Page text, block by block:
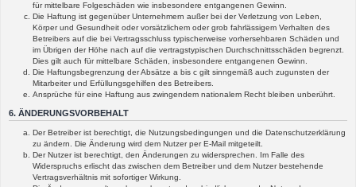
für mittelbare Folgeschäden wie insbesondere entgangenen Gewinn.
Die Haftung ist gegenüber Unternehmern außer bei der Verletzung von Leben,
Körper und Gesundheit oder vorsätzlichem oder grob fahrlässigem Verhalten des
Betreibers auf die bei Vertragsschluss typischerweise vorhersehbaren Schäden und
im Übrigen der Höhe nach auf die vertragstypischen Durchschnittsschäden begrenzt.
Dies gilt auch für mittelbare Schäden, insbesondere entgangenen Gewinn.
Die Haftungsbegrenzung der Absätze a bis c gilt sinngemäß auch zugunsten der
Mitarbeiter und Erfüllungsgehilfen des Betreibers.
Ansprüche für eine Haftung aus zwingendem nationalem Recht bleiben unberührt.
6. ÄNDERUNGSVORBEHALT
Der Betreiber ist berechtigt, die Nutzungsbedingungen und die Datenschutzerklärung
zu ändern. Die Änderung wird dem Nutzer per E-Mail mitgeteilt.
Der Nutzer ist berechtigt, den Änderungen zu widersprechen. Im Falle des
Widerspruchs erlischt das zwischen dem Betreiber und dem Nutzer bestehende
Vertragsverhältnis mit sofortiger Wirkung.